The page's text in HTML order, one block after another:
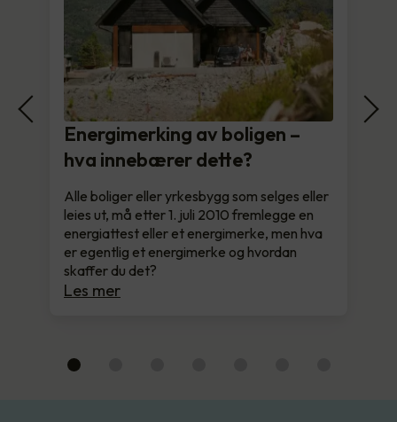
Energimerking av boligen –
hva innebærer dette?
Alle boliger eller yrkesbygg som selges eller
leies ut, må etter 1. juli 2010 fremlegge en
energiattest eller et energimerke, men hva
er egentlig et energimerke og hvordan
skaffer du det?
Les mer